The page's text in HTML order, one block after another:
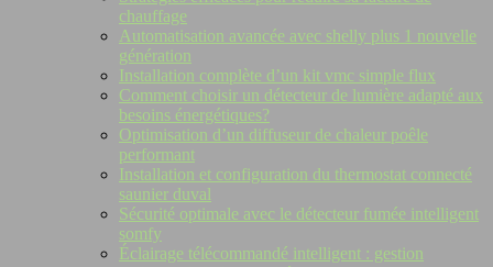
chauffage
Automatisation avancée avec shelly plus 1 nouvelle
génération
Installation complète d’un kit vmc simple flux
Comment choisir un détecteur de lumière adapté aux
besoins énergétiques?
Optimisation d’un diffuseur de chaleur poêle
performant
Installation et configuration du thermostat connecté
saunier duval
Sécurité optimale avec le détecteur fumée intelligent
somfy
Éclairage télécommandé intelligent : gestion